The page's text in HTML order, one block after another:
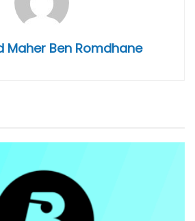
Maher Ben Romdhane